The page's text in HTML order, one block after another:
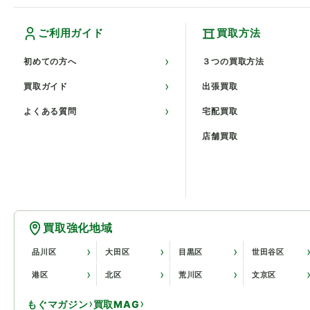
ご利用ガイド
初めての方へ
買取ガイド
よくある質問
買取方法
３つの買取方法
出張買取
宅配買取
店舗買取
買取強化地域
品川区 大田区 目黒区 世田谷区
港区 北区 荒川区 文京区
もぐマガジン 買取MAG